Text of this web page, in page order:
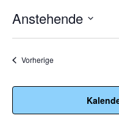
Anstehende
Datum
wählen.
VorherigeVeranstaltungen